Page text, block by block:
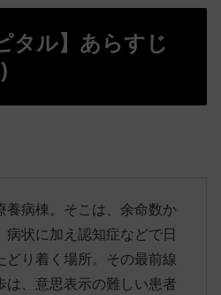
タル】あらすじ
養病棟。そこは、余命数か
病状に加え認知症などで日
どり着く場所。その最前線
は、意思表示の難しい患者